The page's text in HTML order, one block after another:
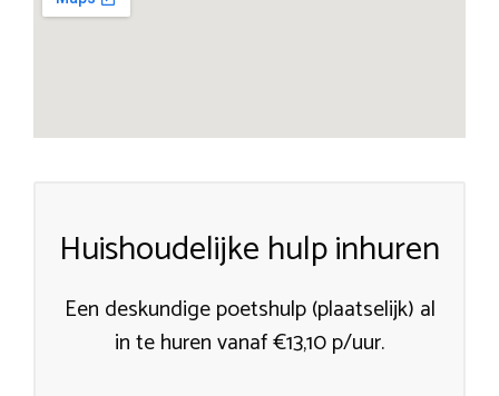
Huishoudelijke hulp inhuren
Een deskundige poetshulp (plaatselijk) al
in te huren vanaf €13,10 p/uur.